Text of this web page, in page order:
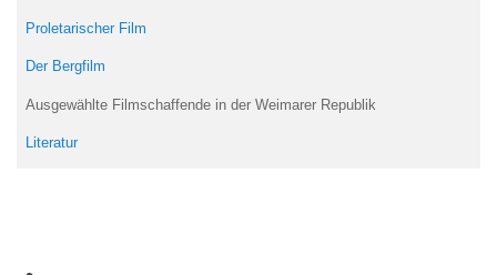
Proletarischer Film
Der Bergfilm
Ausgewählte Filmschaffende in der Weimarer Republik
Literatur